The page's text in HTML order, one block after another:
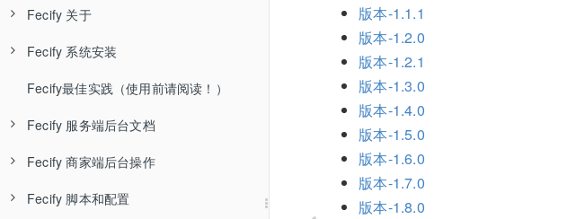
Fecify 关于
Fecify 系统介绍
Fecify 视频教学
Fecify 最新发布
Fecify AI知识库
Fecify 系统安装
Fecify 准备工作
Fecify 环境配置-手动
Fecify 环境配置-宝塔
Fecify 系统安装
Fecify最佳实践（使用前请阅读！）
Fecify 服务端后台文档
Fecify 用户管理
Fecify 店铺管理
Fecify 商家端后台操作
Fecify 商家端后台介绍
Fecify 脚本和配置
版本-1.1.1
版本-1.2.0
版本-1.2.1
版本-1.3.0
版本-1.4.0
版本-1.5.0
版本-1.6.0
版本-1.7.0
版本-1.8.0